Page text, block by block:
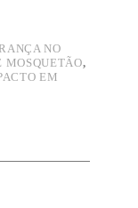
NO
MOSQUETÃO,
EM